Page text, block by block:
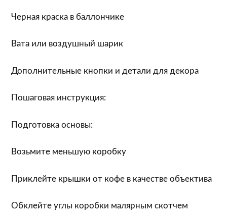
Черная краска в баллончике
Вата или воздушный шарик
Дополнительные кнопки и детали для декора
Пошаговая инструкция:
Подготовка основы:
Возьмите меньшую коробку
Приклейте крышки от кофе в качестве объектива
Обклейте углы коробки малярным скотчем